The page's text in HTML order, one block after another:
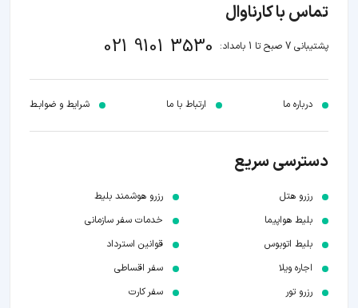
تماس با کارناوال
پشتیبانی 7 صبح تا 1 بامداد: 021 9101 3530
درباره ما ارتباط با ما شرایط و ضوابـط
دسترسی سریع
رزرو هتل
بلیط هواپیما
بلیط اتوبوس
اجاره ویلا
رزرو تور
رزرو هوشمند بلیط
خدمات سفر سازمانی
قوانین استرداد
سفر اقساطی
سفر کارت